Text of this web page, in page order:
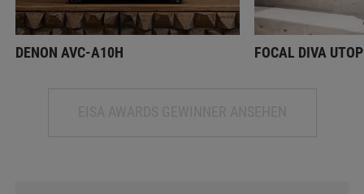
DENON AVC-A10H FOCAL DIVA